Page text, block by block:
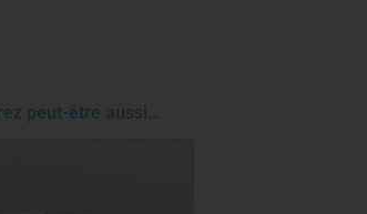
peut-être aussi…